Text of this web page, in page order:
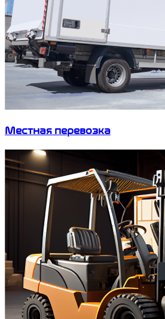
Местная перевозка